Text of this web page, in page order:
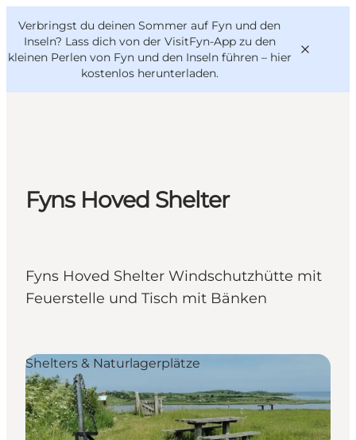
Verbringst du deinen Sommer auf Fyn und den
Inseln? Lass dich von der VisitFyn-App zu den
kleinen Perlen von Fyn und den Inseln führen – hier
kostenlos herunterladen.
Outdoor & bike
Essen & trinken
VisitFyn
Deutsch
Fyns Hoved Shelter
Fyns Hoved Shelter Windschutzhütte mit
Feuerstelle und Tisch mit Bänken
Shelters & Naturlagerplätze